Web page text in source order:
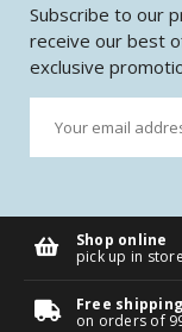
Subscribe to our
receive our best
exclusive
Shop online
pick up in store
Free
on orders of